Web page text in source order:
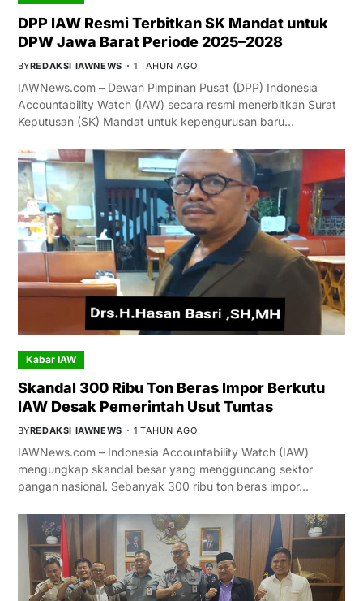
DPP IAW Resmi Terbitkan SK Mandat untuk
DPW Jawa Barat Periode 2025–2028
BYREDAKSI IAWNEWS 1 TAHUN AGO
IAWNews.com – Dewan Pimpinan Pusat (DPP) Indonesia
Accountability Watch (IAW) secara resmi menerbitkan Surat
Keputusan (SK) Mandat untuk kepengurusan baru…
Kabar IAW
Skandal 300 Ribu Ton Beras Impor Berkutu
IAW Desak Pemerintah Usut Tuntas
BYREDAKSI IAWNEWS 1 TAHUN AGO
IAWNews.com – Indonesia Accountability Watch (IAW)
mengungkap skandal besar yang mengguncang sektor
pangan nasional. Sebanyak 300 ribu ton beras impor…